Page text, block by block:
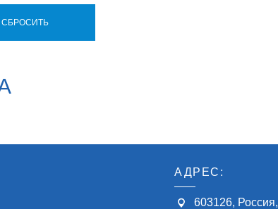
АДРЕС:
603126, Россия,